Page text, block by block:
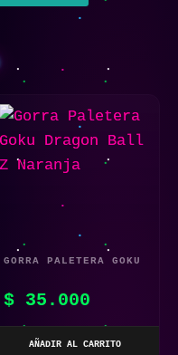
GORRA PALETERA GOKU
NARANJA
$ 35.000
AÑADIR AL CARRITO